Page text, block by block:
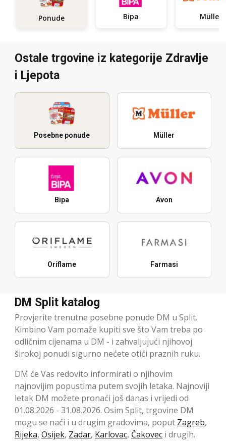
Ponude Bipa Müller
Ostale trgovine iz kategorije Zdravlje
i Ljepota
Posebne ponude Müller
Bipa Avon
Oriflame Farmasi
DM Split katalog
Provjerite trenutne posebne ponude DM u Split.
Kimbino Vam pomaže kupiti sve što Vam treba po
odličnim cijenama u DM - i zahvaljujući njihovoj
širokoj ponudi sigurno nećete otići praznih ruku.
DM će Vas redovito informirati o njihovim
najnovijim popustima putem svojih letaka. Najnoviji
letak DM možete pronaći još danas i vrijedi od
01.08.2026 - 31.08.2026. Osim Split, trgovine DM
mogu se naći i u drugim gradovima, poput Zagreb,
Rijeka, Osijek, Zadar, Karlovac, Čakovec i drugih.